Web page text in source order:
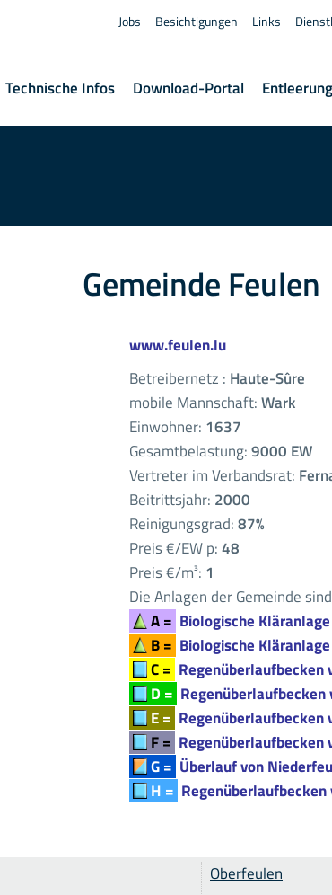
Technische Infos Download-Portal
Jobs Besichtigungen Links
Gemeinde Feulen
www.feulen.lu
Betreibernetz : Haute-Sûre
mobile Mannschaft:Wark
Einwohner: 1637
Gesamtbelastung:9000 EW
Vertreter im Verbandsrat:
Beitrittsjahr: 2000
Reinigungsgrad:87%
Preis €/EW p:48
Preis €/m³: 1
Die Anlagen der Gemeinde
A = Biologische
B = Biologische
C = Regenüberlaufbecken
D =
E = Regenüberlaufbecken
F = Regenüberlaufbecken
G = Überlauf von
H =
Oberfeulen